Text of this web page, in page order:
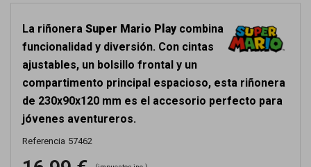
La riñonera Super Mario Play combina
funcionalidad y diversión. Con cintas
ajustables, un bolsillo frontal y un
compartimento principal espacioso, esta riñonera
de 230x90x120 mm es el accesorio perfecto para
jóvenes aventureros.
Referencia 57462